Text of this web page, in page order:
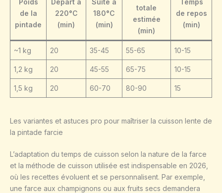
Poids
de la
pintade
Départ à
220°C
(min)
Suite à
180°C
(min)
totale
estimée
(min)
Temps
de repos
(min)
~1 kg 20 35-45 55-65 10-15
1,2 kg 20 45-55 65-75 10-15
1,5 kg 20 60-70 80-90 15
Les variantes et astuces pro pour maîtriser la cuisson lente de
la pintade farcie
L’adaptation du temps de cuisson selon la nature de la farce
et la méthode de cuisson utilisée est indispensable en 2026,
où les recettes évoluent et se personnalisent. Par exemple,
une farce aux champignons ou aux fruits secs demandera